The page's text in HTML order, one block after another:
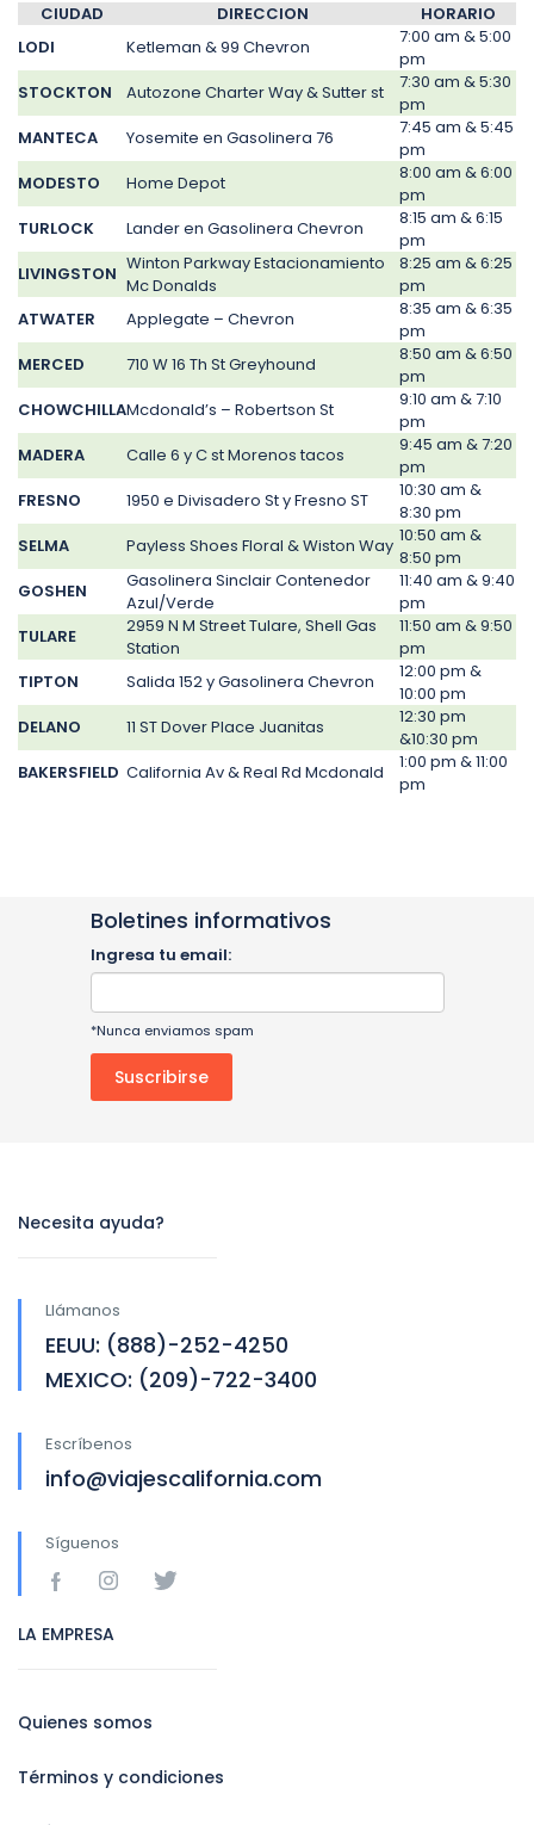
CIUDAD DIRECCION
HORARIO
LODI
Ketleman & 99 Chevron
7:00 am & 5:00
pm
STOCKTON
Autozone Charter Way & Sutter st
7:30 am & 5:30
pm
MANTECA
Yosemite en Gasolinera 76
7:45 am & 5:45
pm
MODESTO
Home Depot
8:00 am & 6:00
pm
TURLOCK
Lander en Gasolinera Chevron
8:15 am & 6:15
pm
LIVINGSTON Winton Parkway Estacionamiento
Mc Donalds
8:25 am & 6:25
pm
ATWATER
Applegate – Chevron
8:35 am & 6:35
pm
MERCED
710 W 16 Th St Greyhound
8:50 am & 6:50
pm
CHOWCHILLAMcdonald’s – Robertson St
9:10 am & 7:10
pm
MADERA
Calle 6 y C st Morenos tacos
9:45 am & 7:20
pm
FRESNO
1950 e Divisadero St y Fresno ST
10:30 am &
8:30 pm
SELMA
Payless Shoes Floral & Wiston Way 10:50 am &
8:50 pm
GOSHEN
Gasolinera Sinclair Contenedor
Azul/Verde
11:40 am & 9:40
pm
TULARE
2959 N M Street Tulare, Shell Gas
Station
11:50 am & 9:50
pm
TIPTON
Salida 152 y Gasolinera Chevron
12:00 pm &
10:00 pm
DELANO
11 ST Dover Place Juanitas
12:30 pm
&10:30 pm
BAKERSFIELD California Av & Real Rd Mcdonald
1:00 pm & 11:00
pm
Boletines informativos
Ingresa tu email:
*Nunca enviamos spam
Necesita ayuda?
Llámanos
EEUU: (888)-252-4250
MEXICO: (209)-722-3400
Escríbenos
info@viajescalifornia.com
Síguenos
LA EMPRESA
Quienes somos
Términos y condiciones